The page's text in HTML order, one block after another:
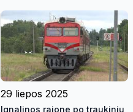
gyventojus būti budrius
29 liepos 2025
Ignalinos rajone po traukiniu